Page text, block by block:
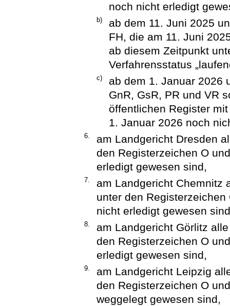
noch nicht erledigt
b)
ab dem 11. Juni 2025
FH, die am 11. Juni
ab diesem Zeitpunkt
Verfahrensstatus
c)
ab dem 1. Januar 2026
GnR, GsR, PR und VR
öffentlichen Register
1. Januar 2026 noch
6.
am Landgericht Dresden
den Registerzeichen O
erledigt gewesen sind,
7.
am Landgericht Chemnitz
unter den
nicht erledigt gewesen
8.
am Landgericht Görlitz
den Registerzeichen O
erledigt gewesen sind,
9.
am Landgericht Leipzig
den Registerzeichen O
weggelegt gewesen sind,